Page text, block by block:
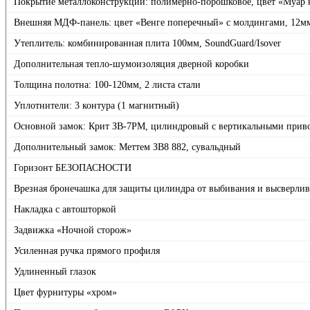
Внешняя МДФ-панель: цвет «Венге поперечный» с молдингами,
Утеплитель: комбинированная плита 100мм, SoundGuard/Isover
Дополнительная тепло-шумоизоляция дверной коробки
Толщина полотна: 100-120мм, 2 листа стали
Уплотнители: 3 контура (1 магнитный)
Основной замок: Крит ЗВ-7РМ, цилиндровый с вертикальными
Дополнительный замок: Меттем ЗВ8 882, сувальдный
Горизонт БЕЗОПАСНОСТИ
Врезная бронечашка для защиты цилиндра от выбивания и
Накладка с автошторкой
Задвижка «Ночной сторож»
Усиленная ручка прямого профиля
Удлиненный глазок
Цвет фурнитуры «хром»